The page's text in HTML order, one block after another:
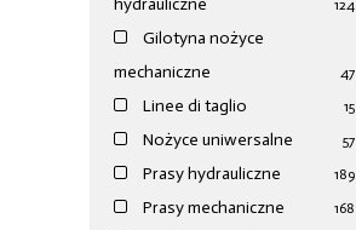
hydrauliczne
124
Gilotyna nożyce
mechaniczne
47
Linee di taglio 15
Nożyce uniwersalne 57
Prasy hydrauliczne 189
Prasy mechaniczne 168